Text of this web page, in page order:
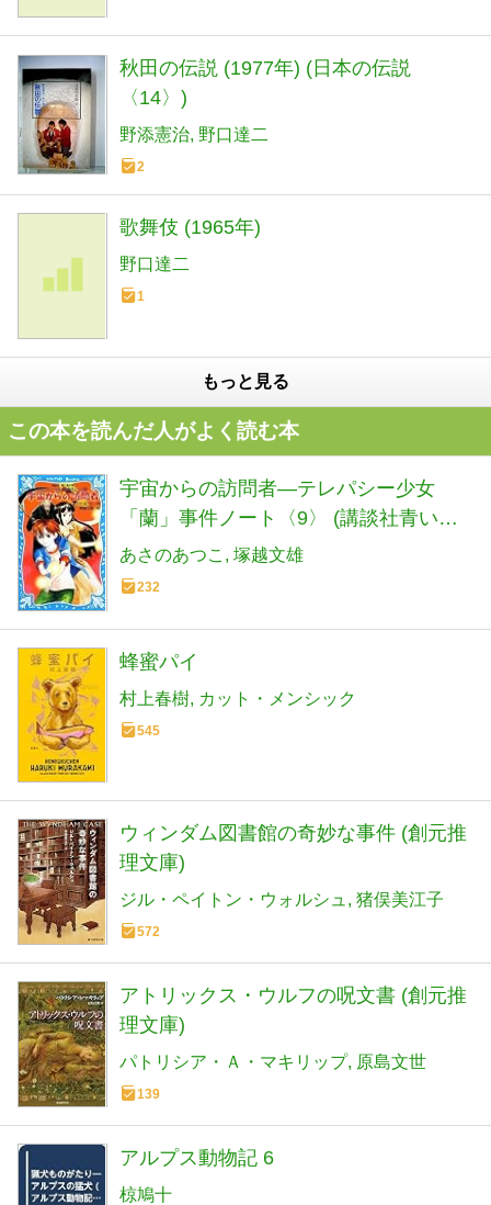
秋田の伝説 (1977年) (日本の伝説
〈14〉)
野添憲治 野口達二
2
歌舞伎 (1965年)
野口達二
1
もっと見る
この本を読んだ人がよく読む本
宇宙からの訪問者―テレパシー少女
「蘭」事件ノート〈9〉 (講談社青い鳥
文庫)
あさのあつこ 塚越文雄
232
蜂蜜パイ
村上春樹 カット・メンシック
545
ウィンダム図書館の奇妙な事件 (創元推
理文庫)
ジル・ペイトン・ウォルシュ 猪俣美江子
572
アトリックス・ウルフの呪文書 (創元推
理文庫)
パトリシア・Ａ・マキリップ 原島文世
139
アルプス動物記 6
椋鳩十